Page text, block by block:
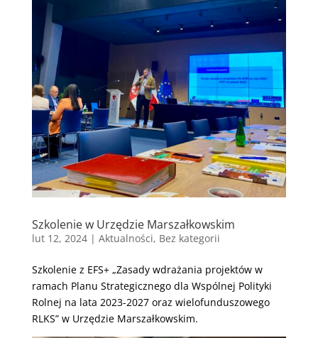
Szkolenie w Urzędzie Marszałkowskim
lut 12, 2024| Aktualności, Bez kategorii
Szkolenie z EFS+ „Zasady wdrażania projektów w
ramach Planu Strategicznego dla Wspólnej Polityki
Rolnej na lata 2023-2027 oraz wielofunduszowego
RLKS” w Urzędzie Marszałkowskim.